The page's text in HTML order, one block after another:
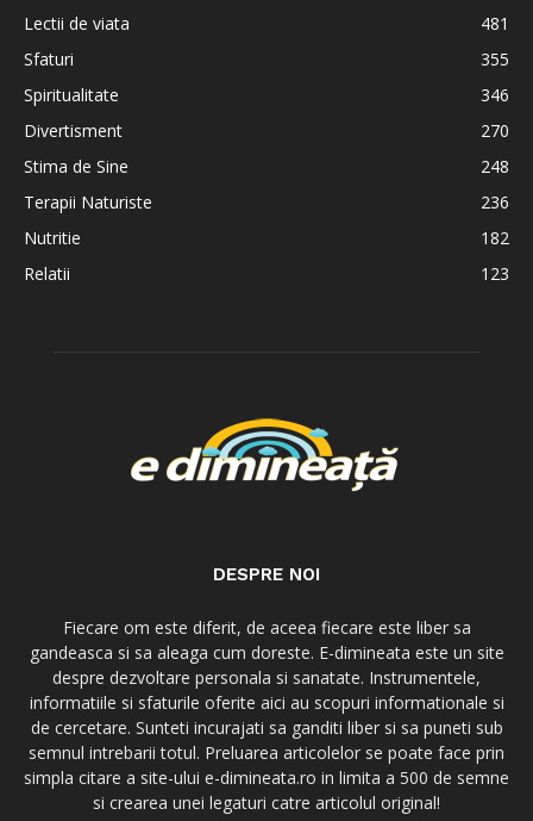
Lectii de viata
481
Sfaturi
355
Spiritualitate
346
Divertisment
270
Stima de Sine
248
Terapii Naturiste
236
Nutritie
182
Relatii
123
DESPRE NOI
Fiecare om este diferit, de aceea fiecare este liber sa
gandeasca si sa aleaga cum doreste. E-dimineata este un site
despre dezvoltare personala si sanatate. Instrumentele,
informatiile si sfaturile oferite aici au scopuri informationale si
de cercetare. Sunteti incurajati sa ganditi liber si sa puneti sub
semnul intrebarii totul. Preluarea articolelor se poate face prin
simpla citare a site-ului e-dimineata.ro in limita a 500 de semne
si crearea unei legaturi catre articolul original!